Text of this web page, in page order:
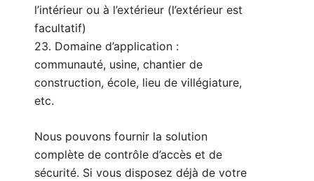
l’intérieur ou à l’extérieur (l’extérieur est
facultatif)
23. Domaine d’application :
communauté, usine, chantier de
construction, école, lieu de villégiature,
etc.
Nous pouvons fournir la solution
complète de contrôle d’accès et de
sécurité. Si vous disposez déjà de votre